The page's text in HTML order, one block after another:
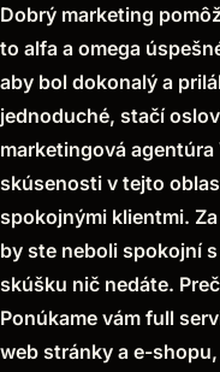
Dobrý marketing
to alfa a omega
aby bol dokonalý a
jednoduché, stačí
marketingová
skúsenosti v tejto
spokojnými klientmi.
by ste neboli spokojní
skúšku nič nedáte.
Ponúkame vám full
web stránky a e-